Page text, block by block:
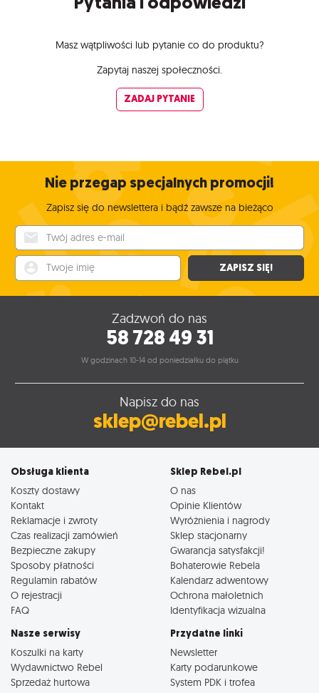
Masz wątpliwości lub pytanie co do produktu?
Zapytaj naszej społeczności.
ZADAJ PYTANIE
Nie przegap specjalnych promocji!
Zapisz się do newslettera i bądź zawsze na bieżąco
ZAPISZ SIĘ!
Zadzwoń do nas
58 728 49 31
W godzinach 10-14 od poniedziałku do piątku
Napisz do nas
sklep@rebel.pl
Obsługa klienta
Koszty dostawy
Kontakt
Reklamacje i zwroty
Czas realizacji zamówień
Bezpieczne zakupy
Sposoby płatności
Regulamin rabatów
O rejestracji
FAQ
Sklep Rebel.pl
O nas
Opinie Klientów
Wyróżnienia i nagrody
Sklep stacjonarny
Gwarancja satysfakcji!
Bohaterowie Rebela
Kalendarz adwentowy
Ochrona małoletnich
Identyfikacja wizualna
Nasze serwisy
Koszulki na karty
Wydawnictwo Rebel
Sprzedaż hurtowa
Przydatne linki
Newsletter
Karty podarunkowe
System PDK i trofea